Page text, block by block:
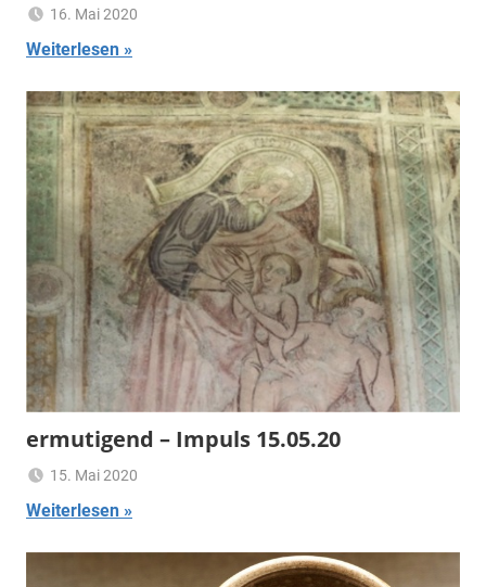
16. Mai 2020
Weiterlesen
ermutigend – Impuls 15.05.20
15. Mai 2020
Weiterlesen